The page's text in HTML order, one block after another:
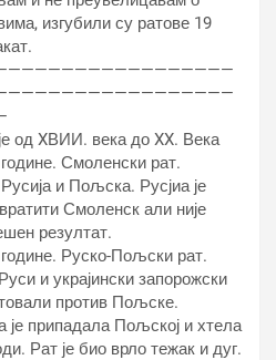
изгубили су ратове 19
од XВИИ. века до XX. Века
Смоленски рат.
и Пољска. Русјиа је
Смоленск али није
резултат.
Руско-Пољски рат.
и украјински запорожски
против Пољске.
је припадала Пољској и хтела
Рат је био врло тежак и дуг.